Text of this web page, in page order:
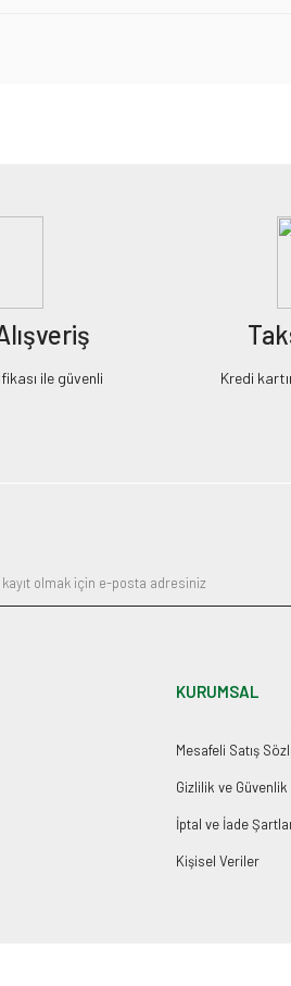
ile güvenli Kredi
KURUMSAL
Mesafeli Satış
Gizlilik ve Güvenlik
İptal ve İade
Kişisel Veriler